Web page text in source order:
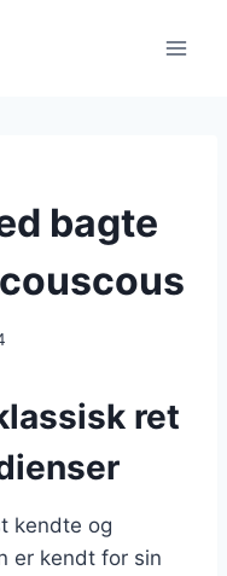
bagte
ret
kendte og
er kendt for sin